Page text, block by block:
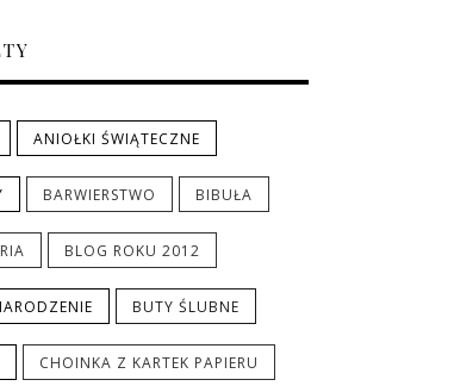
ANIOŁKI ŚWIĄTECZNE
BARWIERSTWO BIBUŁA
BLOG ROKU 2012
BUTY ŚLUBNE
CHOINKA Z KARTEK PAPIERU